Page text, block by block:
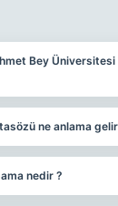
Bey Üniversitesi
ne anlama
nedir ?